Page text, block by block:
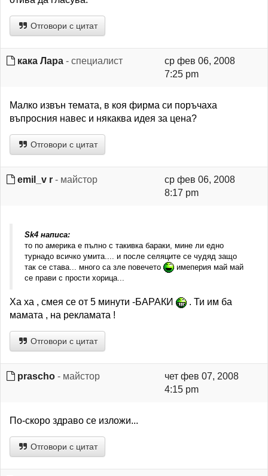
Отговори с цитат
кака Лара - специалист
ср фев 06, 2008
7:25 pm
Малко извън темата, в коя фирма си поръчаха
въпросния навес и някаква идея за цена?
Отговори с цитат
emil_v r - майстор
ср фев 06, 2008
8:17 pm
Sk4 написа:
то по америка е пълно с такивка бараки, мине ли едно
турнадо всичко умита.... и после селяците се чудяд защо
так се става... много са зле повечето
имеперия май май
се прави с прости хорица...
Ха ха , смея се от 5 минути -БАРАКИ
. Ти им ба
мамата , на рекламата !
Отговори с цитат
prascho - майстор
чет фев 07, 2008
4:15 pm
По-скоро здраво се изложи...
Отговори с цитат